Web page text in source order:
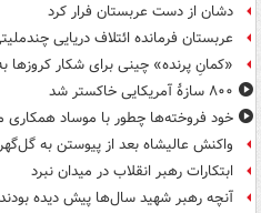
دشان از دست عربستان فرار کرد
عربستان فرمانده ائتلاف دریایی
«کمانِ پرنده» چینی برای شکار کروزها
۸۰۰ سازۀ آمریکایی خاکستر شد
خود فروخته‌ها چطور با موساد همکاری
واکنش عالیشاه بعد از پیوستن به گل‌گهر
ابتکارات رهبر انقلاب در میدان نبرد
آنچه رهبر شهید سال‌ها پیش دیده بودند